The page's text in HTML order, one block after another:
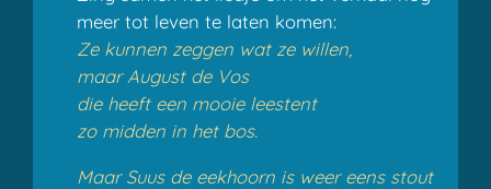
meer tot leven te laten komen:
Ze kunnen zeggen wat ze willen,
maar August de Vos
die heeft een mooie leestent
zo midden in het bos.
Maar Suus de eekhoorn is weer eens stout